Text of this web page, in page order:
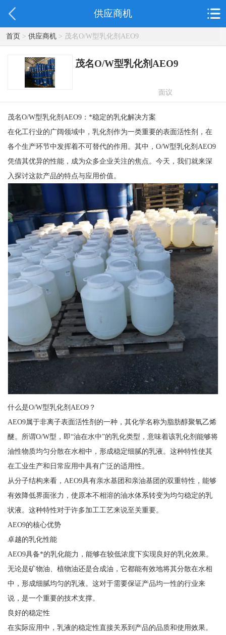
供应商机
首页> 供应商机> 茂名O/W型乳化剂AEO9
茂名O/W型乳化剂AEO9
面议
茂名O/W型乳化剂AEO9：*稳定的乳化解决方案
在化工行业的广阔领域中，乳化剂作为一类重要的表面活性剂，在
各个生产环节中发挥着不可替代的作用。其中，O/W型乳化剂AEO9
凭借其优异的性能，成为众多企业关注的焦点。今天，我们就来深
入探讨这款产品的特点与应用价值。
什么是O/W型乳化剂AEO9？
AEO9属于非离子表面活性剂的一种，其化学名称为脂肪醇聚氧乙烯
醚。所谓O/W型，即“油在水中”的乳化类型，意味着该乳化剂能够将
油性物质均匀分散在水相中，形成稳定细腻的乳液。这种特性使其
在工业生产和日常应用中具有广泛的适用性。
从分子结构来看，AEO9具有亲水基团和亲油基团的双重特性，能够
有效降低界面张力，使原本不相溶的油水体系转变为均匀稳定的乳
状液。这种特性对于许多加工工艺来说至关重要。
AEO9的核心优势
卓越的乳化性能
AEO9具备*的乳化能力，能够在较低浓度下实现良好的乳化效果。
无论是矿物油、植物油还是合成油，它都能有效地将其分散在水相
中，形成细腻均匀的乳液。这对于需要保证产品均一性的行业来
说，是一个重要的技术支撑。
良好的稳定性
在实际应用中，乳液的稳定性直接关系到产品的品质和使用效果。